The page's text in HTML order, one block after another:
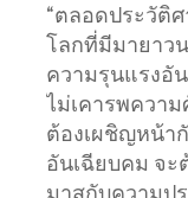
“ตลอดประวัติ
โลกที่มีมายาว
ความรุนแรงอั
ไม่เคารพควา
ต้องเผชิญหน้า
อันเฉียบคม จะ